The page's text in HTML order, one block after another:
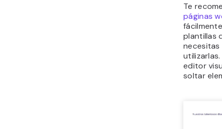
Te
páginas
plantillas
editor
soltar